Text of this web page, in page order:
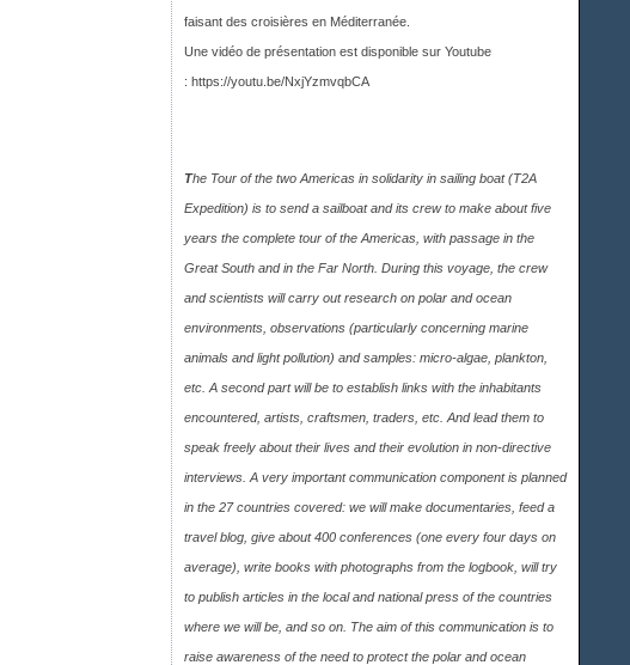
faisant des croisières en Méditerranée.
Une vidéo de présentation est disponible sur Youtube
: https://youtu.be/NxjYzmvqbCA
The Tour of the two Americas in solidarity in sailing boat (T2A
Expedition) is to send a sailboat and its crew to make about five
years the complete tour of the Americas, with passage in the
Great South and in the Far North. During this voyage, the crew
and scientists will carry out research on polar and ocean
environments, observations (particularly concerning marine
animals and light pollution) and samples: micro-algae, plankton,
etc. A second part will be to establish links with the inhabitants
encountered, artists, craftsmen, traders, etc. And lead them to
speak freely about their lives and their evolution in non-directive
interviews. A very important communication component is planned
in the 27 countries covered: we will make documentaries, feed a
travel blog, give about 400 conferences (one every four days on
average), write books with photographs from the logbook, will try
to publish articles in the local and national press of the countries
where we will be, and so on. The aim of this communication is to
raise awareness of the need to protect the polar and ocean